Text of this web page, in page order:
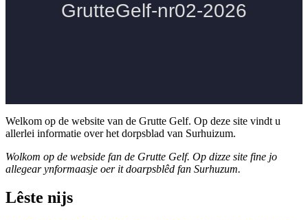
Welkom op de website van de Grutte Gelf. Op deze site vindt u
allerlei informatie over het dorpsblad van Surhuizum.
Wolkom op de webside fan de Grutte Gelf. Op dizze site fine jo
allegear ynformaasje oer it doarpsblêd fan Surhuzum.
Lêste nijs